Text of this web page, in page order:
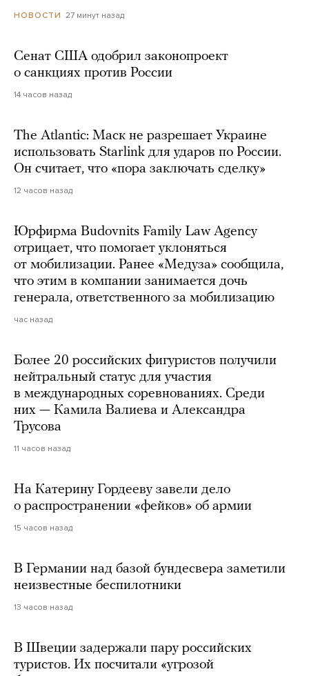
НОВОСТИ 27 минут назад
Сенат США одобрил законопроект
о санкциях против России
14 часов назад
The Atlantic: Маск не разрешает Украине
использовать Starlink для ударов по России.
Он считает, что «пора заключать сделку»
12 часов назад
Юрфирма Budovnits Family Law Agency
отрицает, что помогает уклоняться
от мобилизации. Ранее «Медуза» сообщила,
что этим в компании занимается дочь
генерала, ответственного за мобилизацию
час назад
Более 20 российских фигуристов получили
нейтральный статус для участия
в международных соревнованиях. Среди
них — Камила Валиева и Александра
Трусова
11 часов назад
На Катерину Гордееву завели дело
о распространении «фейков» об армии
15 часов назад
В Германии над базой бундесвера заметили
неизвестные беспилотники
13 часов назад
В Швеции задержали пару российских
туристов. Их посчитали «угрозой